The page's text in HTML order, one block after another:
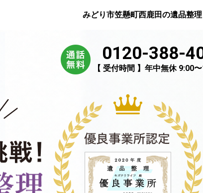
みどり市笠懸町西鹿田の遺品整
0120-388-
【 受付時間 】年中無休 9:00